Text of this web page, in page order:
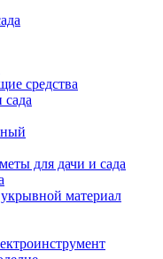
средства
сада
для дачи и сада
материал